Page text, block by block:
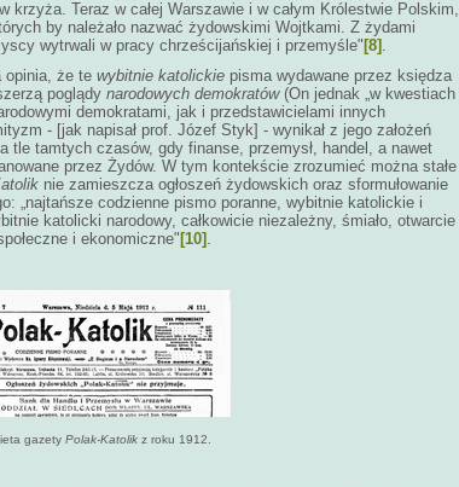
krzyża. Teraz w całej Warszawie i w całym Królestwie Polskim,
by należało nazwać żydowskimi Wojtkami. Z żydami
wytrwali w pracy chrześcijańskiej i przemyśle" [8] .
opinia, że te wybitnie katolickie pisma wydawane przez księdza
poglądy narodowych demokratów (On jednak „w kwestiach
demokratami, jak i przedstawicielami innych
- [jak napisał prof. Józef Styk] - wynikał z jego założeń
tle tamtych czasów, gdy finanse, przemysł, handel, a nawet
przez Żydów. W tym kontekście zrozumieć można stałe
nie zamieszcza ogłoszeń żydowskich oraz sformułowanie
„najtańsze codzienne pismo poranne, wybitnie katolickie i
katolicki narodowy, całkowicie niezależny, śmiało, otwarcie
i ekonomiczne" [10] .
gazetyPolak-Katolik z roku 1912.